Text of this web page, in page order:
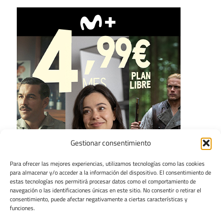
Gestionar consentimiento
Para ofrecer las mejores experiencias, utilizamos tecnologías como las cookies
para almacenar y/o acceder a la información del dispositivo. El consentimiento de
estas tecnologías nos permitirá procesar datos como el comportamiento de
navegación o las identificaciones únicas en este sitio. No consentir o retirar el
consentimiento, puede afectar negativamente a ciertas características y
funciones.